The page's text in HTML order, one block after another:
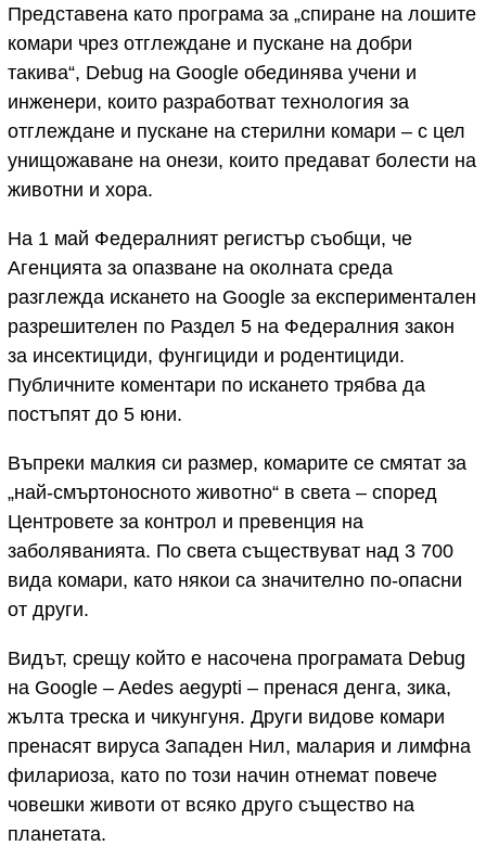
Представена като програма за „спиране на лошите
комари чрез отглеждане и пускане на добри
такива“, Debug на Google обединява учени и
инженери, които разработват технология за
отглеждане и пускане на стерилни комари – с цел
унищожаване на онези, които предават болести на
животни и хора.
На 1 май Федералният регистър съобщи, че
Агенцията за опазване на околната среда
разглежда искането на Google за експериментален
разрешителен по Раздел 5 на Федералния закон
за инсектициди, фунгициди и родентициди.
Публичните коментари по искането трябва да
постъпят до 5 юни.
Въпреки малкия си размер, комарите се смятат за
„най-смъртоносното животно“ в света – според
Центровете за контрол и превенция на
заболяванията. По света съществуват над 3 700
вида комари, като някои са значително по-опасни
от други.
Видът, срещу който е насочена програмата Debug
на Google – Aedes aegypti – пренася денга, зика,
жълта треска и чикунгуня. Други видове комари
пренасят вируса Западен Нил, малария и лимфна
филариоза, като по този начин отнемат повече
човешки животи от всяко друго същество на
планетата.